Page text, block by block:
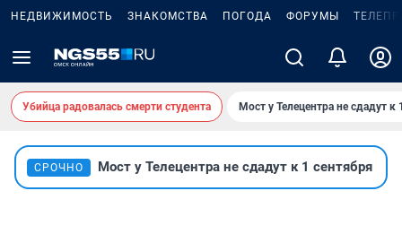
НЕДВИЖИМОСТЬ ЗНАКОМСТВА ПОГОДА ФОРУМЫ
Убийца радовалась смерти студента Мост у Телецентра не сдадут к
СРОЧНО Мост у Телецентра не сдадут к 1 сентября